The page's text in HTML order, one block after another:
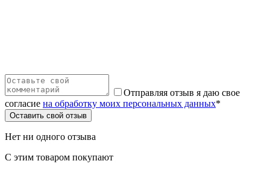
Отправляя отзыв я даю свое
согласие на обработку моих персональных данных*
Оставить свой отзыв
Нет ни одного отзыва
С этим товаром покупают